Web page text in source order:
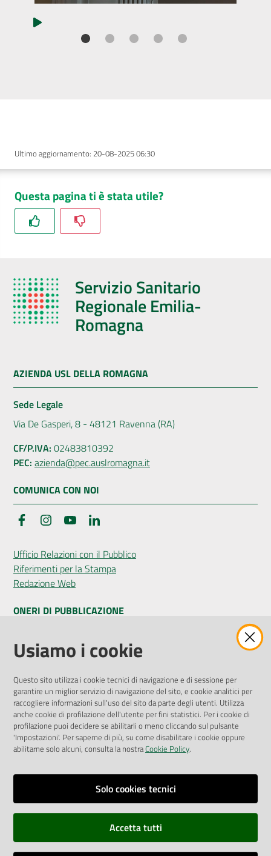
Ultimo aggiornamento: 20-08-2025 06:30
Questa pagina ti è stata utile?
Servizio Sanitario
Regionale Emilia-
Romagna
AZIENDA USL DELLA ROMAGNA
Sede Legale
Via De Gasperi, 8 - 48121 Ravenna (RA)
CF/P.IVA: 02483810392
PEC: azienda@pec.auslromagna.it
COMUNICA CON NOI
FacebookInstagramYouTube
Ufficio Relazioni con il Pubblico
Riferimenti per la Stampa
Redazione Web
ONERI DI PUBBLICAZIONE
Amministrazione Trasparente
Pubblicità legale
Privacy Policy
Attuazione Misure PNRR
Liste di Attesa
ENTI, IMPRESE E PARTNER
Fatturazione Elettronica
Richiesta Patrocinio
Usiamo i cookie
Questo sito utilizza i cookie tecnici di navigazione e di sessione per
garantire un miglior servizio di navigazione del sito, e cookie analitici per
raccogliere informazioni sull'uso del sito da parte degli utenti. Utilizza
anche cookie di profilazione dell'utente per fini statistici. Per i cookie di
profilazione puoi decidere se abilitarli o meno cliccando sul pulsante
'Impostazioni'. Per saperne di più, su come disabilitare i cookie oppure
abilitarne solo alcuni, consulta la nostraCookie Policy.
Solo cookies tecnici
Accetta tutti